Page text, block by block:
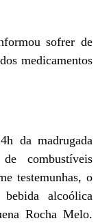
sofrer de
medicamentos
da madrugada
combustíveis
testemunhas, o
alcoólica
Rocha Melo.